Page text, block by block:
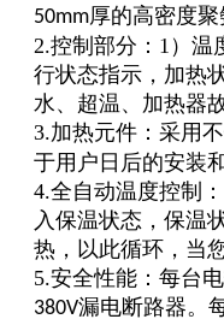
50mm厚的高密度
2.控制部分：1）温
行状态指示，加热
水、超温、加热器
3.加热元件：采用
于用户日后的安装
4.全自动温度控制
入保温状态，保温
热，以此循环，当
5.安全性能：每台
380V漏电断路器。